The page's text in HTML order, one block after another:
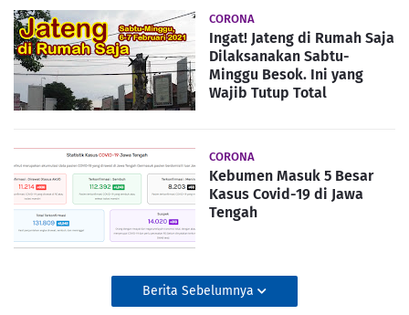
CORONA
Ingat! Jateng di Rumah Saja
Dilaksanakan Sabtu-
Minggu Besok. Ini yang
Wajib Tutup Total
CORONA
Kebumen Masuk 5 Besar
Kasus Covid-19 di Jawa
Tengah
Berita Sebelumnya